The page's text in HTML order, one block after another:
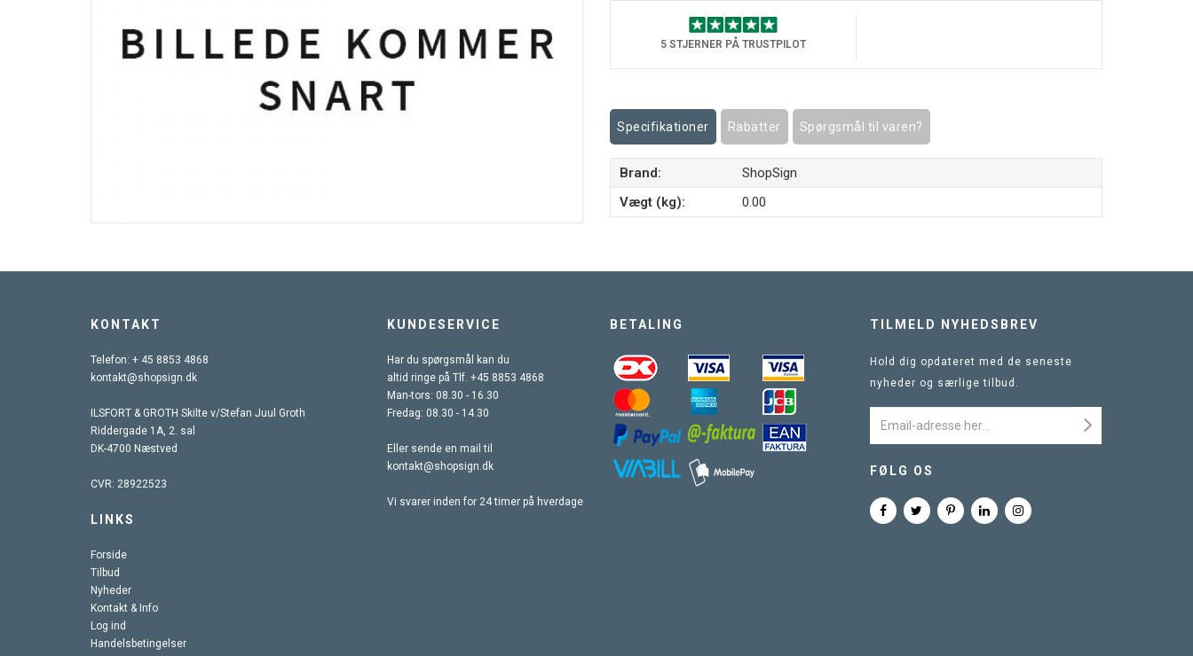
5 STJERNER PÅ TRUSTPILOT
Specifikationer Rabatter Spørgsmål til varen?
Brand:
ShopSign
Vægt (kg):
0.00
KONTAKT
Telefon: + 45 8853 4868
kontakt@shopsign.dk
ILSFORT & GROTH Skilte v/Stefan Juul Groth
Riddergade 1A, 2. sal
DK-4700 Næstved
CVR: 28922523
KUNDESERVICE
Har du spørgsmål kan du
altid ringe på Tlf. +45 8853 4868
Man-tors: 08.30 - 16.30
Fredag: 08.30 - 14.30
Eller sende en mail til
kontakt@shopsign.dk
Vi svarer inden for 24 timer på hverdage
LINKS
Forside
Tilbud
Nyheder
Kontakt & Info
Log ind
Handelsbetingelser
BETALING TILMELD NYHEDSBREV
Hold dig opdateret med de seneste
nyheder og særlige tilbud.
FØLG OS